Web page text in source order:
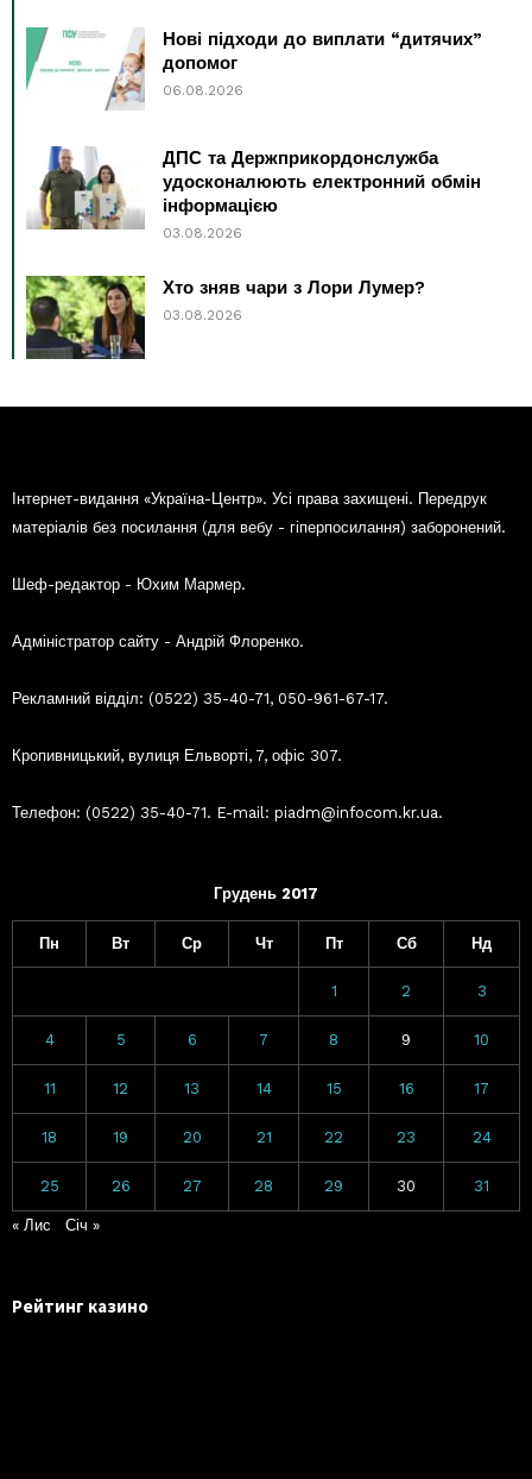
Нові підходи до виплати “дитячих”
допомог
06.08.2026
ДПС та Держприкордонслужба
удосконалюють електронний обмін
інформацією
03.08.2026
Хто зняв чари з Лори Лумер?
03.08.2026
Інтернет-видання «Україна-Центр». Усі права захищені. Передрук
матеріалів без посилання (для вебу - гіперпосилання) заборонений.
Шеф-редактор - Юхим Мармер.
Адміністратор сайту - Андрій Флоренко.
Рекламний відділ: (0522) 35-40-71, 050-961-67-17.
Кропивницький, вулиця Ельворті, 7, офіс 307.
Телефон: (0522) 35-40-71. E-mail: piadm@infocom.kr.ua.
Грудень 2017
Пн Вт Ср Чт Пт Сб Нд
1 2 3
4 5 6 7 8 9 10
11 12 13 14 15 16 17
18 19 20 21 22 23 24
25 26 27 28 29 30 31
« Лис Січ »
Рейтинг казино